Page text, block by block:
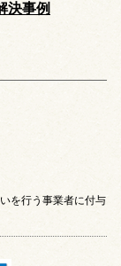
決事例
を行う事業者に付与